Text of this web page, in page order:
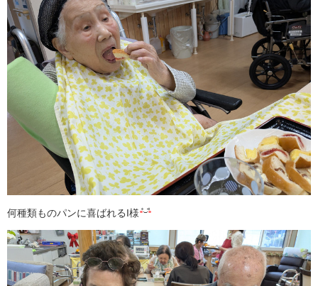
何種類ものパンに喜ばれるI様